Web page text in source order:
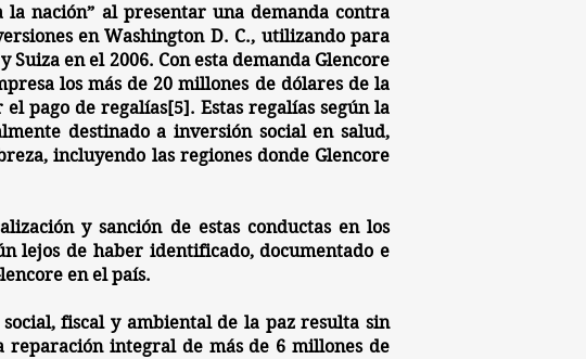
la nación” al presentar una demanda contra
en Washington D. C., utilizando para
en el 2006. Con esta demandaGlencore
los más de 20 millones de dólares de la
pago de regalías[5]. Estas regalías según la
destinado a inversión social en salud,
incluyendo las regiones donde Glencore
y sanciónde estas conductas en los
lejos de haber identificado, documentado e
en el país.
fiscal y ambiental de la pazresulta sin
integral de más de 6 millones de